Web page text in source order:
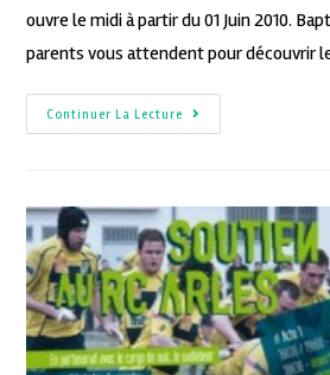
ouvre le midi à partir du 01 Juin 2010.
parents vous attendent pour découvrir
Continuer La Lecture